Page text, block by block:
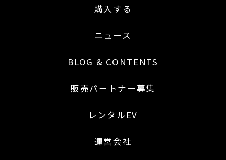
購入する
ニュース
BLOG & CONTENTS
販売パートナー募集
レンタルEV
運営会社